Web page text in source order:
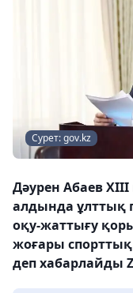
Сурет: gov.kz
Дәурен Абаев
алдында
оқу-жаттығу
жоғары
деп хабарлайды